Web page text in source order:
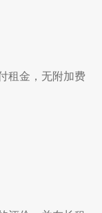
租金，无附加费